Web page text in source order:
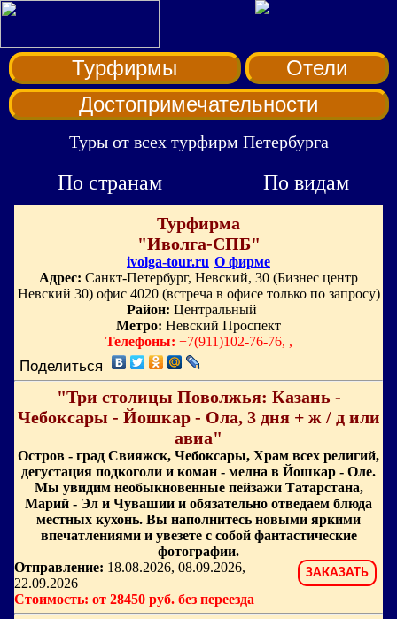
Турфирмы
Отели
Достопримечательности
Туры от всех турфирм Петербурга
По странам По видам
Турфирма
"Иволга-СПБ"
ivolga-tour.ru О фирме
Адрес: Санкт-Петербург, Невский, 30 (Бизнес центр
Невский 30) офис 4020 (встреча в офисе только по запросу)
Район: Центральный
Метро: Невский Проспект
Телефоны: +7(911)102-76-76, ,
Поделиться
"Три столицы Поволжья: Казань -
Чебоксары - Йошкар - Ола, 3 дня + ж / д или
авиа"
Остров - град Свияжск, Чебоксары, Храм всех религий,
дегустация подкоголи и коман - мелна в Йошкар - Оле.
Мы увидим необыкновенные пейзажи Татарстана,
Марий - Эл и Чувашии и обязательно отведаем блюда
местных кухонь. Вы наполнитесь новыми яркими
впечатлениями и увезете с собой фантастические
фотографии.
ЗАКАЗАТЬ
Отправление: 18.08.2026, 08.09.2026,
22.09.2026
Стоимость: от 28450 руб. без переезда